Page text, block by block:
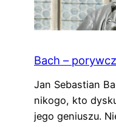
Bach –
Jan Sebastian
nikogo, kto
jego geniuszu.